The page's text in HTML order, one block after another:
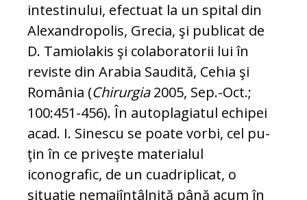
intestinului, efec­tuat la un spital din
Alexandropolis, Gre­cia, şi publicat de
D. Tamiolakis şi cola­bo­ratorii lui în
reviste din Arabia Saudită, Ce­hia şi
România (Chirurgia2005, Sep.-Oct.;
100:451-456). În autoplagiatul echi­pei
acad. I. Sinescu se poate vorbi, cel pu­
ţin în ce priveşte materialul
iconografic, de un cuadriplicat, o
situaţie ne­mai­în­tâl­nită până acum în